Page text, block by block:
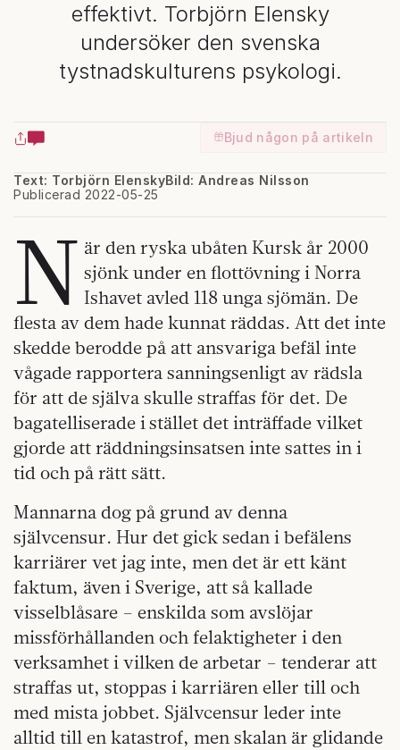
effektivt. Torbjörn Elensky
undersöker den svenska
tystnadskulturens psykologi.
Bjud någon på artikeln
Text: Torbjörn Elensky
Publicerad 2022-05-25
Bild: Andreas Nilsson
N är den ryska ubåten Kursk år 2000
sjönk under en flottövning i Norra
Ishavet avled 118 unga sjömän. De
flesta av dem hade kunnat räddas. Att det inte
skedde berodde på att ansvariga befäl inte
vågade rapportera sanningsenligt av rädsla
för att de själva skulle straffas för det. De
bagatelliserade i stället det inträffade vilket
gjorde att räddningsinsatsen inte sattes in i
tid och på rätt sätt.
Mannarna dog på grund av denna
självcensur. Hur det gick sedan i befälens
karriärer vet jag inte, men det är ett känt
faktum, även i Sverige, att så kallade
visselblåsare – enskilda som avslöjar
missförhållanden och felaktigheter i den
verksamhet i vilken de arbetar – tenderar att
straffas ut, stoppas i karriären eller till och
med mista jobbet. Självcensur leder inte
alltid till en katastrof, men skalan är glidande